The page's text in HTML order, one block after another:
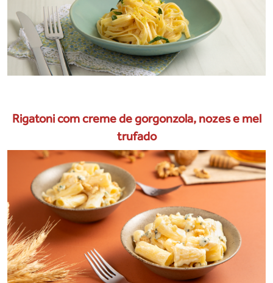
Rigatoni com creme de gorgonzola, nozes e mel
trufado